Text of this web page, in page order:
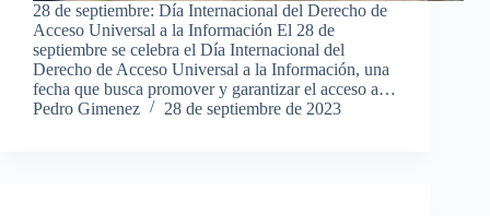
28 de septiembre: Día Internacional del Derecho de
Acceso Universal a la Información El 28 de
septiembre se celebra el Día Internacional del
Derecho de Acceso Universal a la Información, una
fecha que busca promover y garantizar el acceso a…
Pedro Gimenez
28 de septiembre de 2023